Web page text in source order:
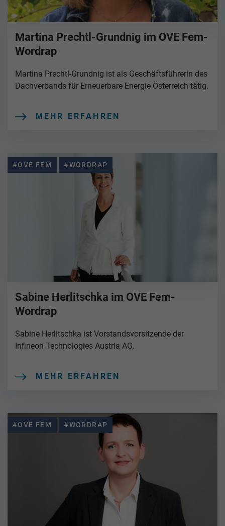
Martina Prechtl-Grundnig im OVE Fem-
Wordrap
Martina Prechtl-Grundnig ist als Geschäftsführerin des
Dachverbands für Erneuerbare Energie Österreich tätig.
MEHR ERFAHREN
#OVE FEM #WORDRAP
Sabine Herlitschka im OVE Fem-
Wordrap
Sabine Herlitschka ist Vorstandsvorsitzende der
Infineon Technologies Austria AG.
MEHR ERFAHREN
#OVE FEM #WORDRAP